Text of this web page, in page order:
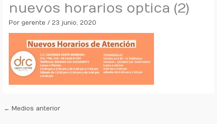
nuevos horarios optica (2)
Por gerente/23 junio, 2020
← Medios anterior